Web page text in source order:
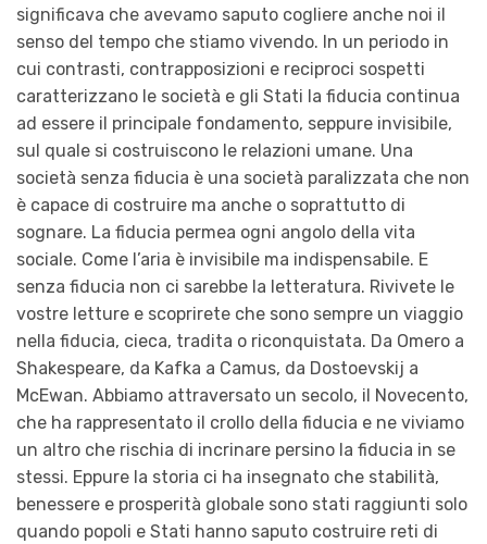
significava che avevamo saputo cogliere anche noi il
senso del tempo che stiamo vivendo. In un periodo in
cui contrasti, contrapposizioni e reciproci sospetti
caratterizzano le società e gli Stati la fiducia continua
ad essere il principale fondamento, seppure invisibile,
sul quale si costruiscono le relazioni umane. Una
società senza fiducia è una società paralizzata che non
è capace di costruire ma anche o soprattutto di
sognare. La fiducia permea ogni angolo della vita
sociale. Come l’aria è invisibile ma indispensabile. E
senza fiducia non ci sarebbe la letteratura. Rivivete le
vostre letture e scoprirete che sono sempre un viaggio
nella fiducia, cieca, tradita o riconquistata. Da Omero a
Shakespeare, da Kafka a Camus, da Dostoevskij a
McEwan. Abbiamo attraversato un secolo, il Novecento,
che ha rappresentato il crollo della fiducia e ne viviamo
un altro che rischia di incrinare persino la fiducia in se
stessi. Eppure la storia ci ha insegnato che stabilità,
benessere e prosperità globale sono stati raggiunti solo
quando popoli e Stati hanno saputo costruire reti di